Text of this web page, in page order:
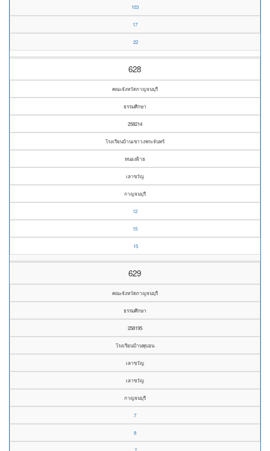
103
17
22
628
คณะจังหวัดกาญจนบุรี
ธรรมศึกษา
258214
โรงเรียนบ้านเขาวงพระจันทร์
หนองฝ้าย
เลาขวัญ
กาญจนบุรี
12
15
15
629
คณะจังหวัดกาญจนบุรี
ธรรมศึกษา
258195
โรงเรียนบ้านพุบอน
เลาขวัญ
เลาขวัญ
กาญจนบุรี
7
8